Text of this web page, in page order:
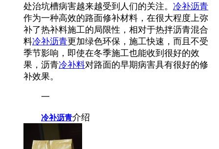
处治坑槽病害越来越受到人们的关注。 冷补沥青
作为一种高效的路面修补材料，在很大程度上弥
补了热补料施工的局限性，相对于热拌沥青混合
料冷补沥青更加绿色环保，施工快速，而且不受
季节影响，即使在冬季施工也能收到很好的效
果，沥青冷补料对路面的早期病害具有很好的修
补效果。
一
冷补沥青介绍